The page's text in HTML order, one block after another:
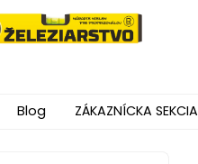
Blog ZÁKAZNÍCKA SEKCIA